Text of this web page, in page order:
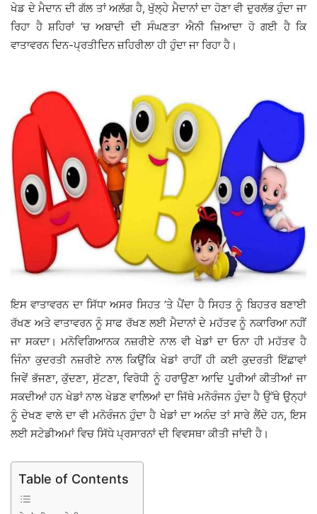
ਖੇਡ ਦੇ ਮੈਦਾਨ ਦੀ ਗੱਲ ਤਾਂ ਅਲੱਗ ਹੈ, ਖੁੱਲ੍ਹੇ ਮੈਦਾਨਾਂ ਦਾ ਹੋਣਾ ਵੀ ਦੁਰਲੱਭ ਹੁੰਦਾ ਜਾ
ਰਿਹਾ ਹੈ ਸ਼ਹਿਰਾਂ ’ਚ ਅਬਾਦੀ ਦੀ ਸੰਘਣਤਾ ਐਨੀ ਜ਼ਿਆਦਾ ਹੋ ਗਈ ਹੈ ਕਿ
ਵਾਤਾਵਰਨ ਦਿਨ-ਪ੍ਰਤੀਦਿਨ ਜ਼ਹਿਰੀਲਾ ਹੀ ਹੁੰਦਾ ਜਾ ਰਿਹਾ ਹੈ।
ਇਸ ਵਾਤਾਵਰਨ ਦਾ ਸਿੱਧਾ ਅਸਰ ਸਿਹਤ ’ਤੇ ਪੈਂਦਾ ਹੈ ਸਿਹਤ ਨੂੰ ਬਿਹਤਰ ਬਣਾਈ
ਰੱਖਣ ਅਤੇ ਵਾਤਾਵਰਨ ਨੂੰ ਸਾਫ ਰੱਖਣ ਲਈ ਮੈਦਾਨਾਂ ਦੇ ਮਹੱਤਵ ਨੂੰ ਨਕਾਰਿਆ ਨਹੀਂ
ਜਾ ਸਕਦਾ। ਮਨੋਵਿਗਿਆਨਕ ਨਜ਼ਰੀਏ ਨਾਲ ਵੀ ਖੇਡਾਂ ਦਾ ਓਨਾ ਹੀ ਮਹੱਤਵ ਹੈ
ਜਿੰਨਾ ਕੁਦਰਤੀ ਨਜ਼ਰੀਏ ਨਾਲ ਕਿਉਂਕਿ ਖੇਡਾਂ ਰਾਹੀਂ ਹੀ ਕਈ ਕੁਦਰਤੀ ਇੱਛਾਵਾਂ
ਜਿਵੇਂ ਭੱਜਣਾ, ਕੁੱਦਣਾ, ਸੁੱਟਣਾ, ਵਿਰੋਧੀ ਨੂੰ ਹਰਾਉਣਾ ਆਦਿ ਪੂਰੀਆਂ ਕੀਤੀਆਂ ਜਾ
ਸਕਦੀਆਂ ਹਨ ਖੇਡਾਂ ਨਾਲ ਖੇਡਣ ਵਾਲਿਆਂ ਦਾ ਜਿੱਥੇ ਮਨੋਰੰਜਨ ਹੁੰਦਾ ਹੈ ਉੱਥੇ ਉਨ੍ਹਾਂ
ਨੂੰ ਦੇਖਣ ਵਾਲੇ ਦਾ ਵੀ ਮਨੋਰੰਜਨ ਹੁੰਦਾ ਹੈ ਖੇਡਾਂ ਦਾ ਅਨੰਦ ਤਾਂ ਸਾਰੇ ਲੈਂਦੇ ਹਨ, ਇਸ
ਲਈ ਸਟੇਡੀਅਮਾਂ ਵਿਚ ਸਿੱਧੇ ਪ੍ਰਸਾਰਨਾਂ ਦੀ ਵਿਵਸਥਾ ਕੀਤੀ ਜਾਂਦੀ ਹੈ।
Table of Contents